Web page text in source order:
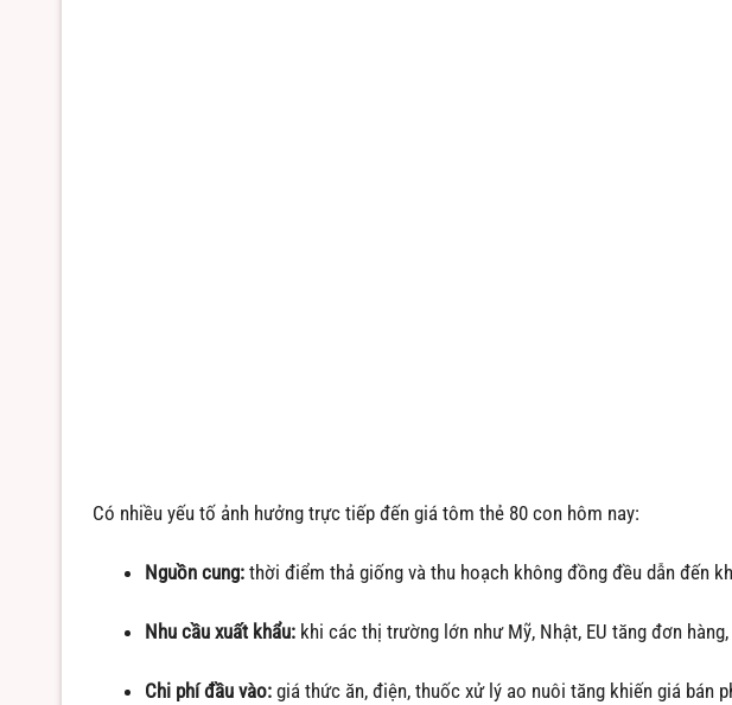
Có nhiều yếu tố ảnh hưởng trực tiếp đến giá tôm thẻ 80 con hôm nay:
Nguồn cung:thời điểm thả giống và thu hoạch không đồng đều dẫn đến
Nhu cầu xuất khẩu:khi các thị trường lớn như Mỹ, Nhật, EU tăng đơn
Chi phí đầu vào:giá thức ăn, điện, thuốc xử lý ao nuôi tăng khiến giá bán